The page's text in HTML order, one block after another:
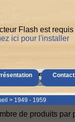
Flash est
ici pour l'installer
AccÃ¨s Client
Mot de passe oubliÃ© ?
> 1949 - 1959
de produits par